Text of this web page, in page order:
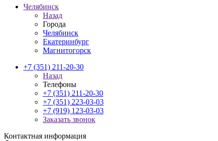
Челябинск
Назад
Города
Челябинск
Екатеринбург
Магнитогорск
+7 (351) 211-20-30
Назад
Телефоны
+7 (351) 211-20-30
+7 (351) 223-03-03
+7 (919) 123-03-03
Заказать звонок
Контактная информация